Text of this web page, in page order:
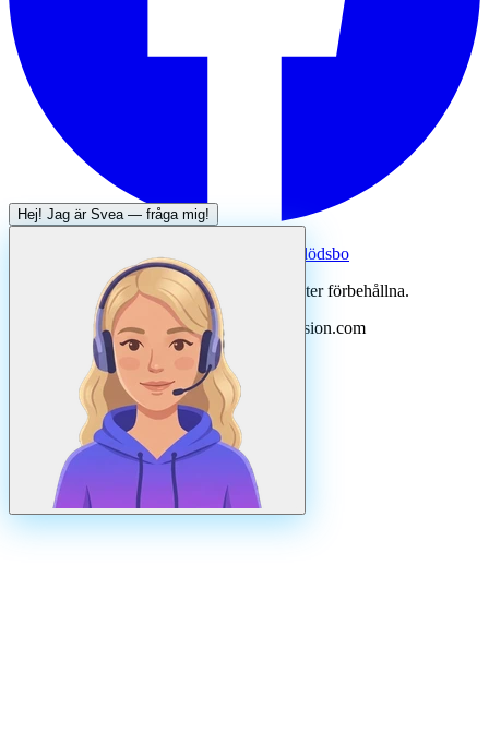
Dödsboofferter — hjälp med dödsbo
Svenska Hantverkare. Alla rättigheter förbehållna.
Uppdateradaugusti 2026· Drivs av N3ovision.com
Hej! Jag är Svea— fråga mig!